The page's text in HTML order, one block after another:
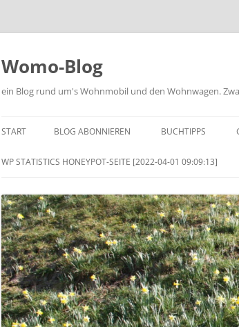
Zum
Womo-Blog
ein Blog rund um's Wohnmobil und den Wohnwagen.
START BLOG ABONNIEREN BUCHTIPPS
WP STATISTICS HONEYPOT-SEITE [2022-04-01 09:09:13]